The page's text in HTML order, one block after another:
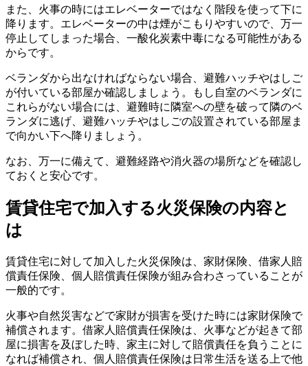
また、火事の時にはエレベーターではなく階段を使って下に
降ります。エレベーターの中は煙がこもりやすいので、万一
停止してしまった場合、一酸化炭素中毒になる可能性がある
からです。
ベランダから出なければならない場合、避難ハッチやはしご
が付いている部屋か確認しましょう。もし自室のベランダに
これらがない場合には、避難時に隣室への壁を破って隣のベ
ランダに逃げ、避難ハッチやはしごの設置されている部屋ま
で向かい下へ降りましょう。
なお、万一に備えて、避難経路や消火器の場所などを確認し
ておくと安心です。
賃貸住宅で加入する火災保険の内容と
は
賃貸住宅に対して加入した火災保険は、家財保険、借家人賠
償責任保険、個人賠償責任保険が組み合わさっていることが
一般的です。
火事や自然災害などで家財が損害を受けた時には家財保険で
補償されます。借家人賠償責任保険は、火事などが起きて部
屋に損害を及ぼした時、家主に対して賠償責任を負うことに
なれば補償され、個人賠償責任保険は日常生活を送る上で他